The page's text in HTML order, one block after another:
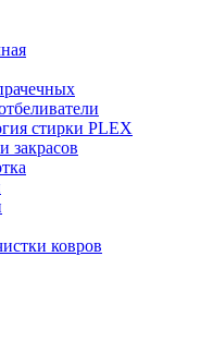
стирки PLEX
закрасов
ковров